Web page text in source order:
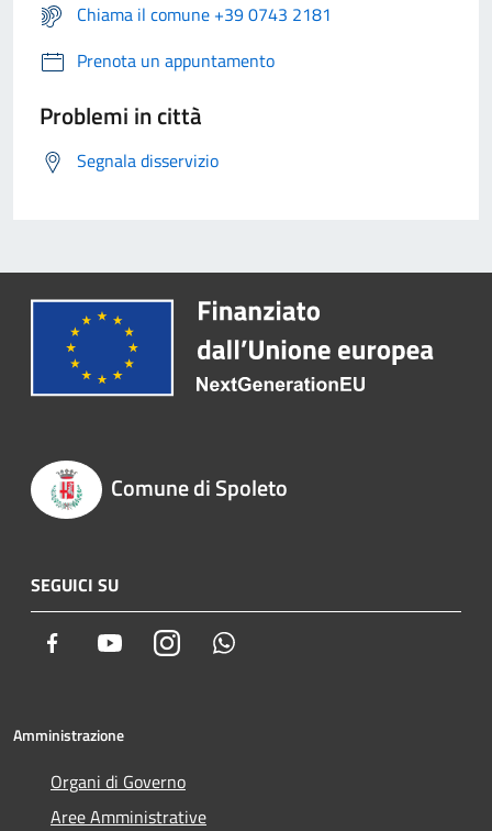
Chiama il comune +39 0743 2181
Prenota un appuntamento
Problemi in città
Segnala disservizio
Comune di Spoleto
SEGUICI SU
Facebook YoutubeInstagram
Amministrazione
Organi di Governo
Aree Amministrative